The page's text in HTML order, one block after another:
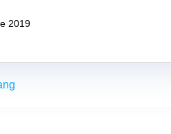
2019